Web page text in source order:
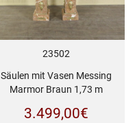
23502
Säulen mit Vasen Messing
Marmor Braun 1,73 m
3.499,00€